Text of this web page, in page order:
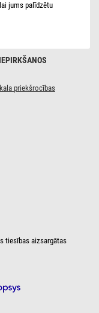
priekšrocības
jums palīdzētu
tiesības aizsargātas